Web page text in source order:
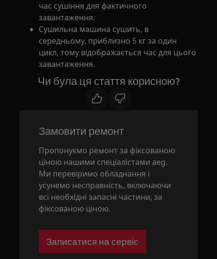
час сушіння для фактичного
завантаження.
Сушильна машина сушить, в
середньому, приблизно 5 кг за один
цикл, тому відображається час для цього
завантаження.
Чи була ця стаття корисною?
Замовити ремонт
Пропонуємо ремонт за фіксованою
ціною нашими спеціалістами aeg.
Ми перевіримо обладнання і
усунемо несправність, включаючи
всі необхідні запасні частини, за
фіксованою ціною.
Записатися на сервіс